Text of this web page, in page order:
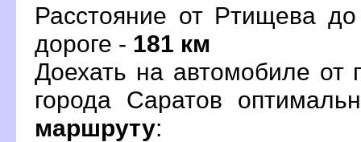
Расстояние от Ртищева
дороге - 181 км
Доехать на автомобиле от
орода Саратов
маршруту: